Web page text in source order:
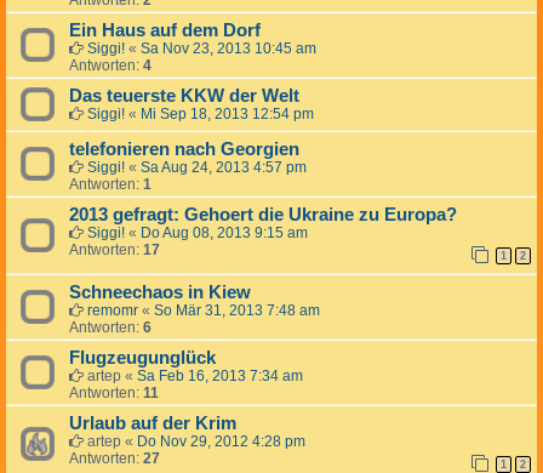
Ein Haus auf dem Dorf
Siggi! « Sa Nov 23, 2013 10:45 am
Antworten: 4
Das teuerste KKW der Welt
Siggi! « Mi Sep 18, 2013 12:54 pm
telefonieren nach Georgien
Siggi! « Sa Aug 24, 2013 4:57 pm
Antworten: 1
2013 gefragt: Gehoert die Ukraine zu Europa?
Siggi! « Do Aug 08, 2013 9:15 am
Antworten: 17 1 2
Schneechaos in Kiew
remomr « So Mär 31, 2013 7:48 am
Antworten: 6
Flugzeugunglück
artep « Sa Feb 16, 2013 7:34 am
Antworten: 11
Urlaub auf der Krim
artep « Do Nov 29, 2012 4:28 pm
Antworten: 27 1 2